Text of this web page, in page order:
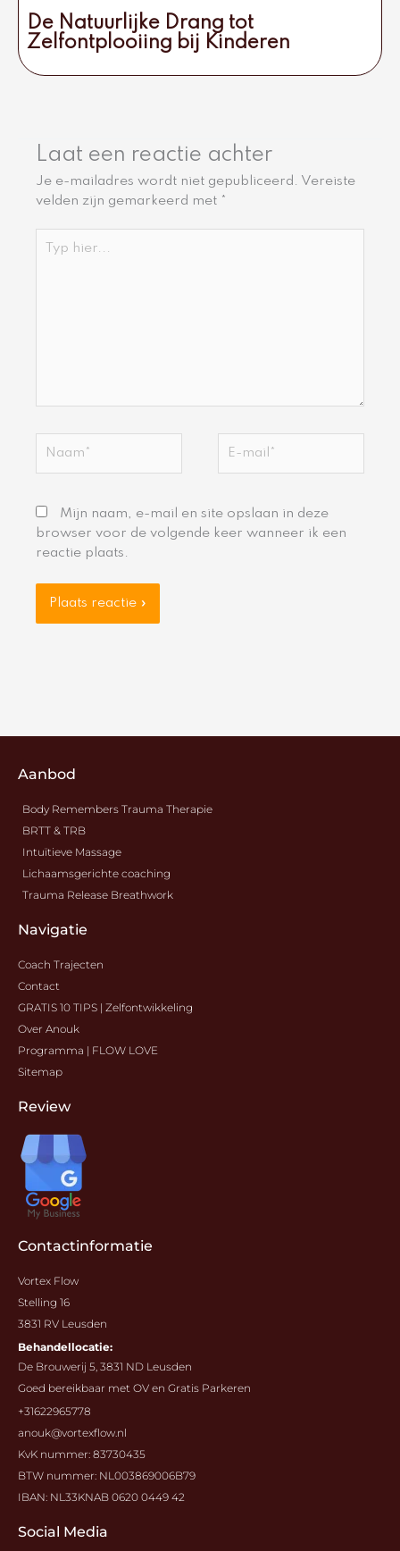
De Natuurlijke Drang tot
Zelfontplooiing bij Kinderen
Laat een reactie achter
Je e-mailadres wordt niet gepubliceerd. Vereiste
velden zijn gemarkeerd met *
hier...
Mijn naam, e-mail en site opslaan in deze
browser voor de volgende keer wanneer ik een
reactie plaats.
Aanbod
Body Remembers Trauma Therapie
BRTT & TRB
Intuïtieve Massage
Lichaamsgerichte coaching
Trauma Release Breathwork
Navigatie
Coach Trajecten
Contact
GRATIS 10 TIPS | Zelfontwikkeling
Over Anouk
Programma | FLOW LOVE
Sitemap
Review
Contactinformatie
Vortex Flow
Stelling 16
3831 RV Leusden
Behandellocatie:
De Brouwerij 5, 3831 ND Leusden
Goed bereikbaar met OV en Gratis Parkeren
+31622965778
anouk@vortexflow.nl
KvK nummer: 83730435
BTW nummer: NL003869006B79
IBAN: NL33KNAB 0620 0449 42
Social Media